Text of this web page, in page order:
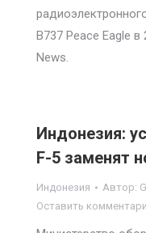
B737 Peace Eagle
News.
Индонезия:
F-5 заменят
Индонезия Автор:
Оставить